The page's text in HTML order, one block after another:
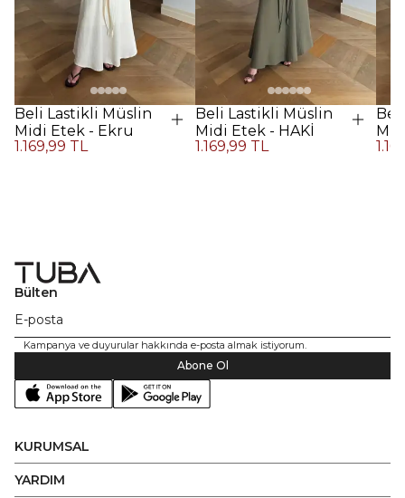
Beli Lastikli Müslin
Midi Etek - Ekru
1.169,99 TL
Beli Lastikli Müslin
Midi Etek - HAKİ
1.169,99 TL
Bülten
Kampanya ve duyurular hakkında e-posta almak istiyorum.
Abone Ol
KURUMSAL
YARDIM